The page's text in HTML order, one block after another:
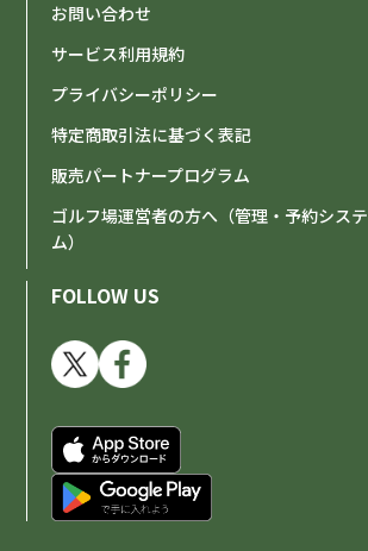
お問い合わせ
サービス利用規約
プライバシーポリシー
特定商取引法に基づく表記
販売パートナープログラム
ゴルフ場運営者の方へ（管理・予約システ
ム）
FOLLOW US